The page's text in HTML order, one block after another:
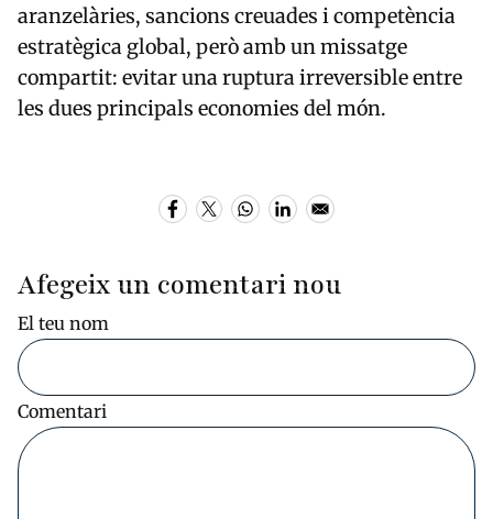
aranzelàries, sancions creuades i competència
estratègica global, però amb un missatge
compartit: evitar una ruptura irreversible entre
les dues principals economies del món.
Afegeix un comentari nou
El teu nom
Comentari